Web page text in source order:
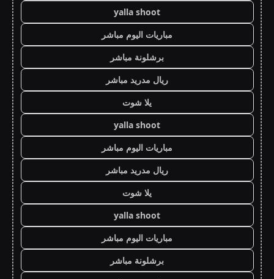
yalla shoot
مباريات اليوم مباشر
برشلونة مباشر
ريال مدريد مباشر
يلا شوت
yalla shoot
مباريات اليوم مباشر
ريال مدريد مباشر
يلا شوت
yalla shoot
مباريات اليوم مباشر
برشلونة مباشر